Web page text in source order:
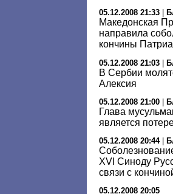
05.12.2008 21:33
Македонская
направила
кончины
05.12.2008 21:03 |
В Сербии
Алексия
05.12.2008 21:00
Глава
является
05.12.2008 20:44|
XVI Синоду
связи с
05.12.2008 20:05